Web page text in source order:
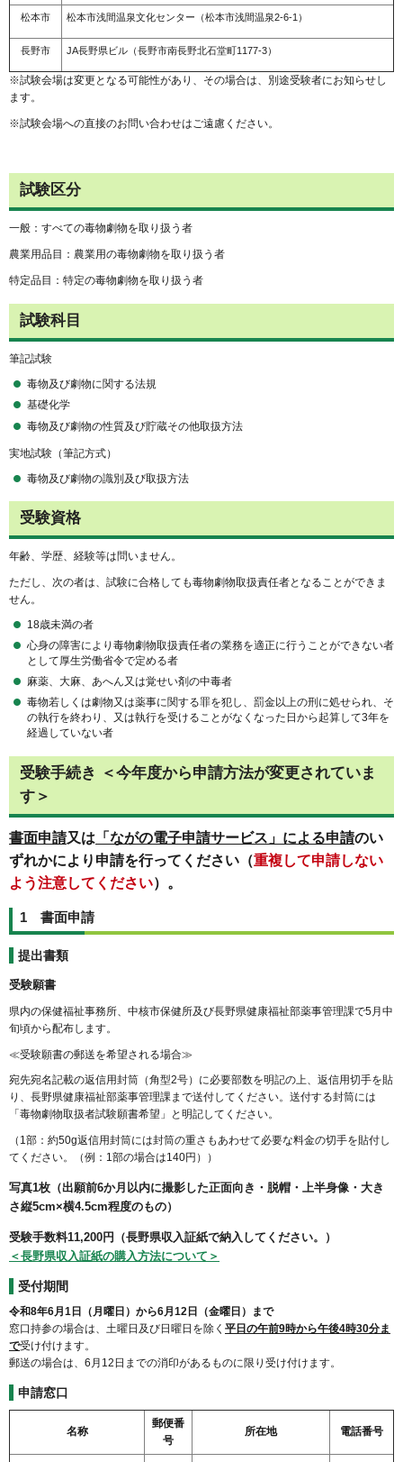
松本市 松本市浅間温泉文化センター（松本市浅間温泉2-6-1）
長野市 JA長野県ビル（長野市南長野北石堂町1177-3）
※試験会場は変更となる可能性があり、その場合は、別途受験者にお知らせし
ます。
※試験会場への直接のお問い合わせはご遠慮ください。
試験区分
一般：すべての毒物劇物を取り扱う者
農業用品目：農業用の毒物劇物を取り扱う者
特定品目：特定の毒物劇物を取り扱う者
試験科目
筆記試験
毒物及び劇物に関する法規
基礎化学
毒物及び劇物の性質及び貯蔵その他取扱方法
実地試験（筆記方式）
毒物及び劇物の識別及び取扱方法
受験資格
年齢、学歴、経験等は問いません。
ただし、次の者は、試験に合格しても毒物劇物取扱責任者となることができま
せん。
18歳未満の者
心身の障害により毒物劇物取扱責任者の業務を適正に行うことができない者
として厚生労働省令で定める者
麻薬、大麻、あへん又は覚せい剤の中毒者
毒物若しくは劇物又は薬事に関する罪を犯し、罰金以上の刑に処せられ、そ
の執行を終わり、又は執行を受けることがなくなった日から起算して3年を
経過していない者
受験手続き ＜今年度から申請方法が変更されていま
す＞
書面申請又は 「ながの電子申請サービス」による申請のい
ずれかにより申請を行ってください（重複して申請しない
よう注意してください）。
1 書面申請
提出書類
受験願書
県内の保健福祉事務所、中核市保健所及び長野県健康福祉部薬事管理課で5月中
旬頃から配布します。
≪受験願書の郵送を希望される場合≫
宛先宛名記載の返信用封筒（角型2号）に必要部数を明記の上、返信用切手を貼
り、長野県健康福祉部薬事管理課まで送付してください。送付する封筒には
「毒物劇物取扱者試験願書希望」と明記してください。
（1部：約50g返信用封筒には封筒の重さもあわせて必要な料金の切手を貼付し
てください。（例：1部の場合は140円））
写真1枚（出願前6か月以内に撮影した正面向き・脱帽・上半身像・大き
さ縦5cm×横4.5cm程度のもの）
受験手数料11,200円
（長野県収入証紙で納入してください。）
＜長野県収入証紙の購入方法について＞
受付期間
令和8年6月1日（月曜日）から6月12日（金曜日）まで
窓口持参の場合は、土曜日及び日曜日を除く 平日の午前9時から午後4時30分ま
で受け付けます。
郵送の場合は、6月12日までの消印があるものに限り受け付けます。
申請窓口
名称
郵便番
号
所在地 電話番号